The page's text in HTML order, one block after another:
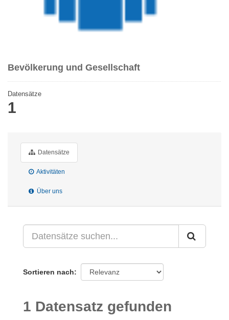
Bevölkerung und Gesellschaft
Datensätze
1
Datensätze
Aktivitäten
Über uns
Sortieren nach
1 Datensatz gefunden